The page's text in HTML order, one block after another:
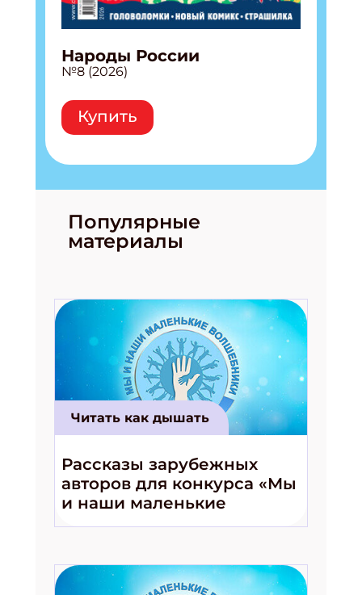
Народы России
№8 (2026)
Купить
Популярные
материалы
Читать как дышать
Рассказы зарубежных
авторов для конкурса «Мы
и наши маленькие
волшебники!»